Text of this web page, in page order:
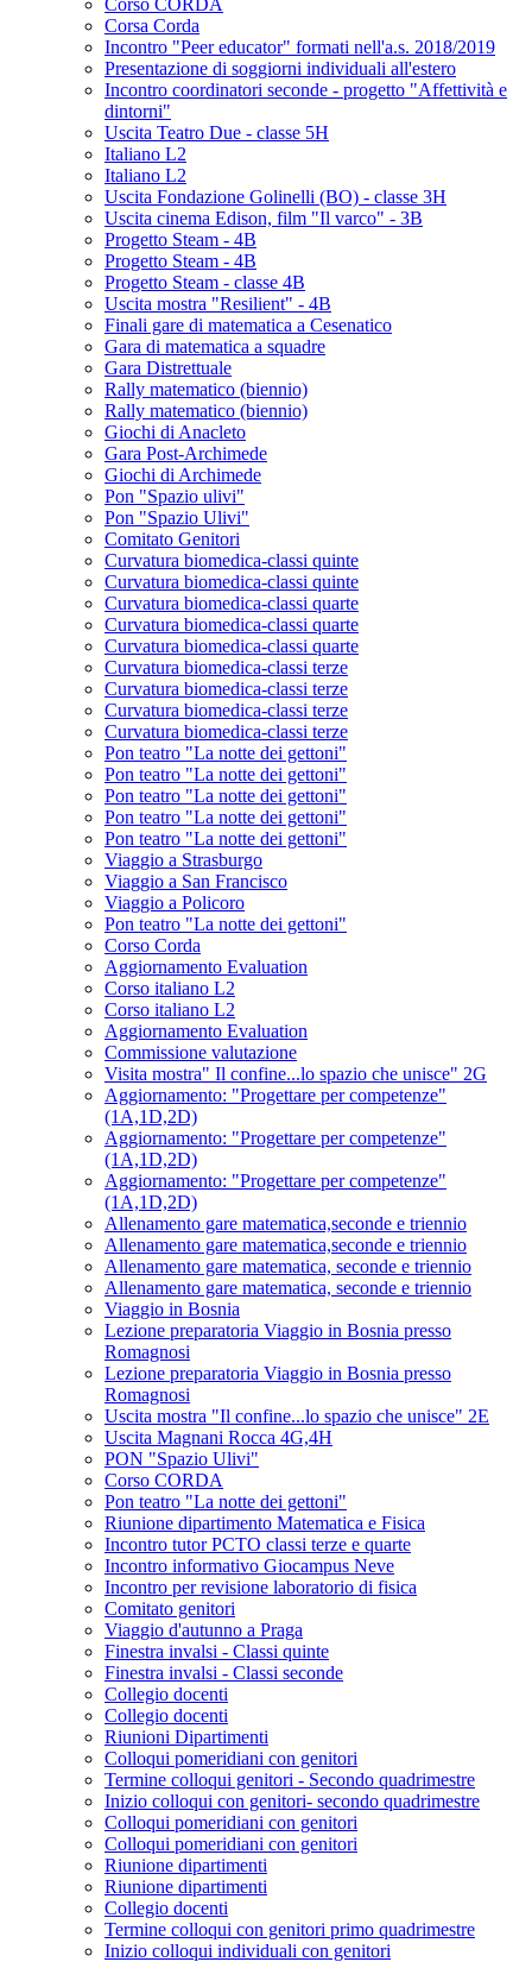
Corso CORDA
Corsa Corda
Incontro "Peer educator" formati nell'a.s. 2018/2019
Presentazione di soggiorni individuali all'estero
Incontro coordinatori seconde - progetto "Affettività e
dintorni"
Uscita Teatro Due - classe 5H
Italiano L2
Italiano L2
Uscita Fondazione Golinelli (BO) - classe 3H
Uscita cinema Edison, film "Il varco" - 3B
Progetto Steam - 4B
Progetto Steam - 4B
Progetto Steam - classe 4B
Uscita mostra "Resilient" - 4B
Finali gare di matematica a Cesenatico
Gara di matematica a squadre
Gara Distrettuale
Rally matematico (biennio)
Rally matematico (biennio)
Giochi di Anacleto
Gara Post-Archimede
Giochi di Archimede
Pon "Spazio ulivi"
Pon "Spazio Ulivi"
Comitato Genitori
Curvatura biomedica-classi quinte
Curvatura biomedica-classi quinte
Curvatura biomedica-classi quarte
Curvatura biomedica-classi quarte
Curvatura biomedica-classi quarte
Curvatura biomedica-classi terze
Curvatura biomedica-classi terze
Curvatura biomedica-classi terze
Curvatura biomedica-classi terze
Pon teatro "La notte dei gettoni"
Pon teatro "La notte dei gettoni"
Pon teatro "La notte dei gettoni"
Pon teatro "La notte dei gettoni"
Pon teatro "La notte dei gettoni"
Viaggio a Strasburgo
Viaggio a San Francisco
Viaggio a Policoro
Pon teatro "La notte dei gettoni"
Corso Corda
Aggiornamento Evaluation
Corso italiano L2
Corso italiano L2
Aggiornamento Evaluation
Commissione valutazione
Visita mostra" Il confine...lo spazio che unisce" 2G
Aggiornamento: "Progettare per competenze"
(1A,1D,2D)
Aggiornamento: "Progettare per competenze"
(1A,1D,2D)
Aggiornamento: "Progettare per competenze"
(1A,1D,2D)
Allenamento gare matematica,seconde e triennio
Allenamento gare matematica,seconde e triennio
Allenamento gare matematica, seconde e triennio
Allenamento gare matematica, seconde e triennio
Viaggio in Bosnia
Lezione preparatoria Viaggio in Bosnia presso
Romagnosi
Lezione preparatoria Viaggio in Bosnia presso
Romagnosi
Uscita mostra "Il confine...lo spazio che unisce" 2E
Uscita Magnani Rocca 4G,4H
PON "Spazio Ulivi"
Corso CORDA
Pon teatro "La notte dei gettoni"
Riunione dipartimento Matematica e Fisica
Incontro tutor PCTO classi terze e quarte
Incontro informativo Giocampus Neve
Incontro per revisione laboratorio di fisica
Comitato genitori
Viaggio d'autunno a Praga
Finestra invalsi - Classi quinte
Finestra invalsi - Classi seconde
Collegio docenti
Collegio docenti
Riunioni Dipartimenti
Colloqui pomeridiani con genitori
Termine colloqui genitori - Secondo quadrimestre
Inizio colloqui con genitori- secondo quadrimestre
Colloqui pomeridiani con genitori
Colloqui pomeridiani con genitori
Riunione dipartimenti
Riunione dipartimenti
Collegio docenti
Termine colloqui con genitori primo quadrimestre
Inizio colloqui individuali con genitori